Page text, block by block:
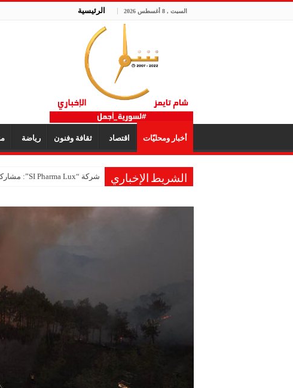
السبت , 8 أغسطس 2026 الرئيسية
أخبار ومحليّات اقتصاد ثقافة وفنون رياضة
الشريط الإخباري شركة “SI Pharma Lux”: مشاركتنا في المعرض عززت التواصل مع الشركاء المحليين والدوليين